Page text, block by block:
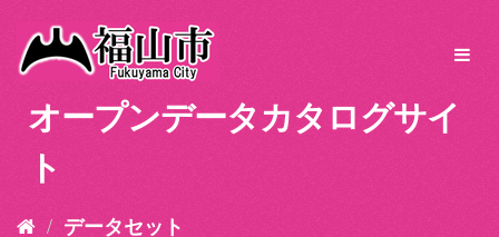
オープンデータカタログサイ
ト
データセット